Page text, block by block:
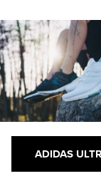
ADIDAS